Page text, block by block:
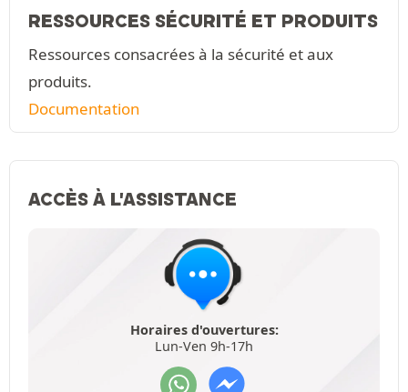
RESSOURCES SÉCURITÉ ET PRODUITS
Ressources consacrées à la sécurité et aux
produits.
Documentation
ACCÈS À L'ASSISTANCE
Horaires d'ouvertures:
Lun-Ven 9h-17h